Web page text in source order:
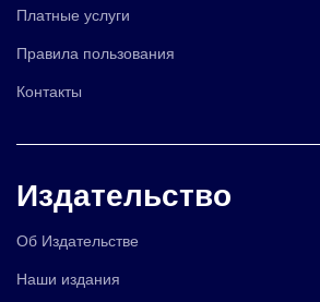
Платные услуги
Правила пользования
Контакты
Издательство
Об Издательстве
Наши издания